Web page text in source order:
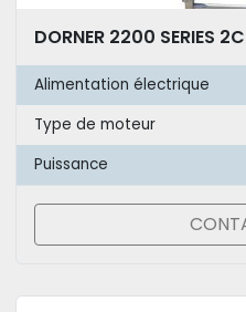
Alimentation électrique
Type de moteur
Puissance